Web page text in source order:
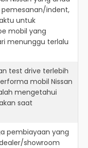
pemesanan/indent,
untuk
mobil yang
menunggu terlalu
test drive terlebih
mobil Nissan
mengetahui
saat
pembiayaan yang
showroom